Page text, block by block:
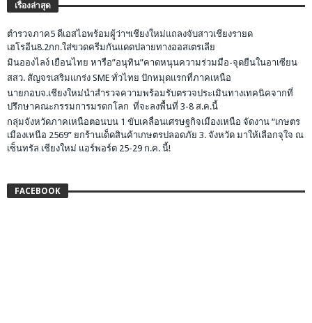
เรื่องล่าสุด
ตำรวจภาค5 ดีเอสไอพร้อมผู้ว่าฯเชียงใหม่แถลงจับสาวเชียงรายด
เฮโรอีน8.2กก.ใส่ขวดครีมกันแดดปลายทางออสเตรเลีย
มินอองไลง์ เยือนไทย หารือ”อนุทิน”คาดหนุนความร่วมมือ-จุดยืนในอาเซียน
สสว. สัญจรเสริมแกร่ง SME ทั่วไทย ปักหมุดแรกที่ภาคเหนือ
นายกอบจ.เชียงใหม่นำสำรวจความพร้อมรับตรวจประเมินทางเทคนิคจากที่
ปรึกษาคณะกรรมการมรดกโลก ที่จะลงพื้นที่ 3-8 ส.ค.นี้
กลุ่มจังหวัดภาคเหนือตอนบน 1 ขับเคลื่อนเศรษฐกิจเมืองเหนือ จัดงาน “เกษตร
เมืองเหนือ 2569” ยกร้านเด็ดสินค้าเกษตรปลอดภัย 3. จังหวัด มาให้เลือกจุใจ ณ
เซ็นทรัล เชียงใหม่ แอร์พอร์ต 25-29 ก.ค. นี้!
FACEBOOK